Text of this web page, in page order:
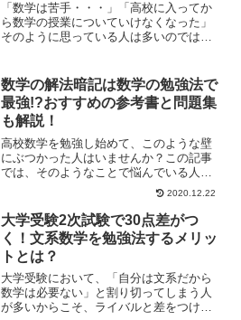
「数学は苦手・・・」「高校に入ってか
ら数学の授業についていけなくなった」
そのように思っている人は多いのではな
て勉強すればよいのかわからない・高校
数学の勉強法に悩んでいる...
数学の解法暗記は数学の勉強法で
最強!?おすすめの参考書と問題集
も解説！
高校数学を勉強し始めて、このような壁
にぶつかった人はいませんか？この記事
では、そのようなことで悩んでいる人た
ちに向けて、数学の解法をパターン化し
て暗記するやり方やノートを利用した解
法パターン集の作り方について解説して
いきます。解法暗記のコツ...
2020.12.22
大学受験2次試験で30点差がつ
く！文系数学を勉強法するメリッ
トとは？
大学受験において、「自分は文系だから
数学は必要ない」と割り切ってしまう人
が多いからこそ、ライバルと差をつける